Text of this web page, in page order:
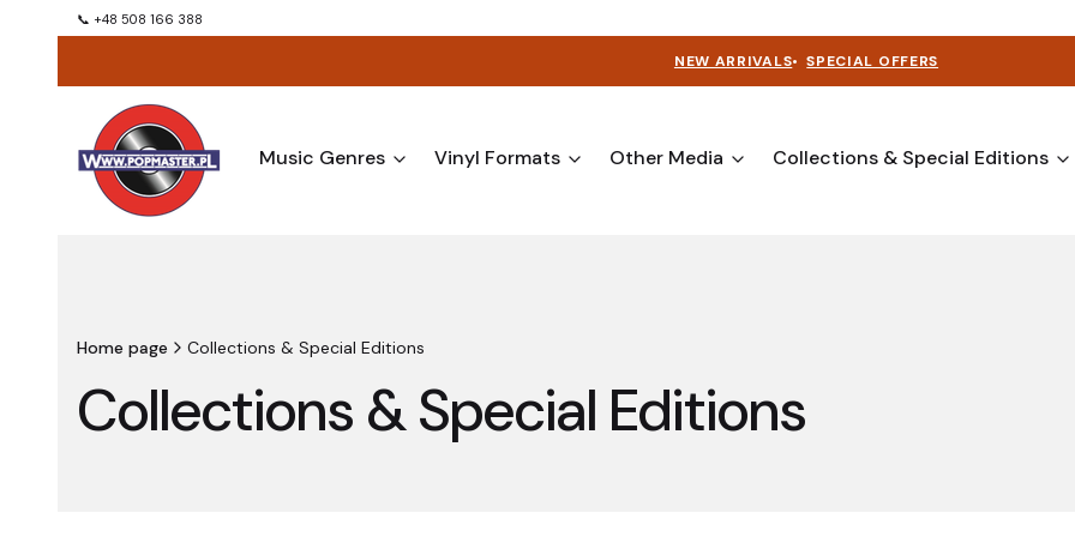
📞 +48 508 166 388
NEW ARRIVALS• SPECIAL OFFERS
Music Genres Vinyl Formats Other Media Collections & Special Editions
Home page Collections & Special Editions
Collections & Special Editions